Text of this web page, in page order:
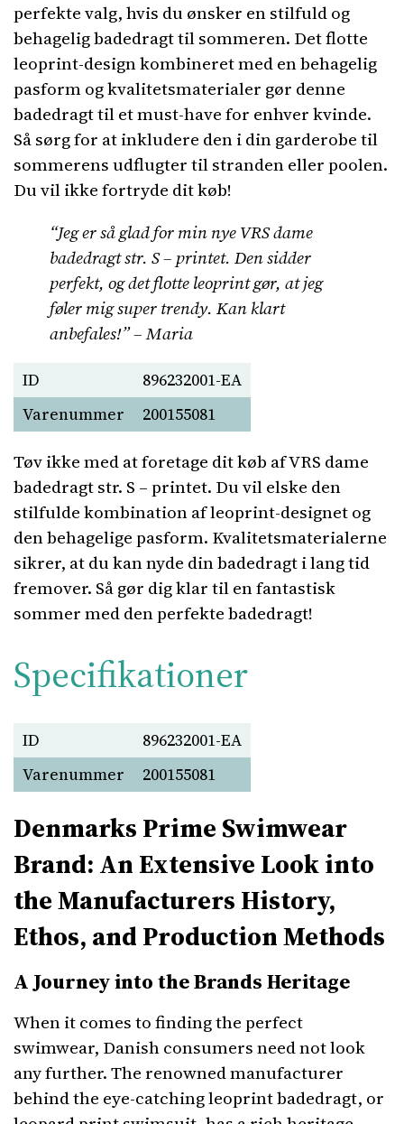
perfekte valg, hvis du ønsker en stilfuld og
behagelig badedragt til sommeren. Det flotte
leoprint-design kombineret med en behagelig
pasform og kvalitetsmaterialer gør denne
badedragt til et must-have for enhver kvinde.
Så sørg for at inkludere den i din garderobe til
sommerens udflugter til stranden eller poolen.
Du vil ikke fortryde dit køb!
“Jeg er så glad for min nye VRS dame
badedragt str. S – printet. Den sidder
perfekt, og det flotte leoprint gør, at jeg
føler mig super trendy. Kan klart
anbefales!” – Maria
ID
896232001-EA
Varenummer
200155081
Tøv ikke med at foretage dit køb af VRS dame
badedragt str. S – printet. Du vil elske den
stilfulde kombination af leoprint-designet og
den behagelige pasform. Kvalitetsmaterialerne
sikrer, at du kan nyde din badedragt i lang tid
fremover. Så gør dig klar til en fantastisk
sommer med den perfekte badedragt!
Specifikationer
ID
896232001-EA
Varenummer
200155081
Denmarks Prime Swimwear
Brand: An Extensive Look into
the Manufacturers History,
Ethos, and Production Methods
A Journey into the Brands Heritage
When it comes to finding the perfect
swimwear, Danish consumers need not look
any further. The renowned manufacturer
behind the eye-catching leoprint badedragt, or